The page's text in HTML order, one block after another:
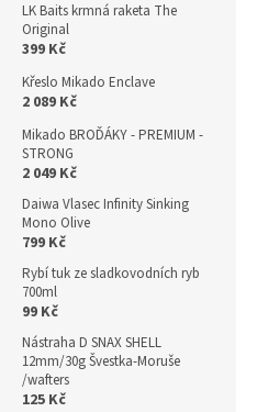
LK Baits krmná raketa The
Original
399 Kč
Křeslo Mikado Enclave
2 089 Kč
Mikado BROĎÁKY - PREMIUM -
STRONG
2 049 Kč
Daiwa Vlasec Infinity Sinking
Mono Olive
799 Kč
Rybí tuk ze sladkovodních ryb
700ml
99 Kč
Nástraha D SNAX SHELL
12mm/30g Švestka-Moruše
/wafters
125 Kč